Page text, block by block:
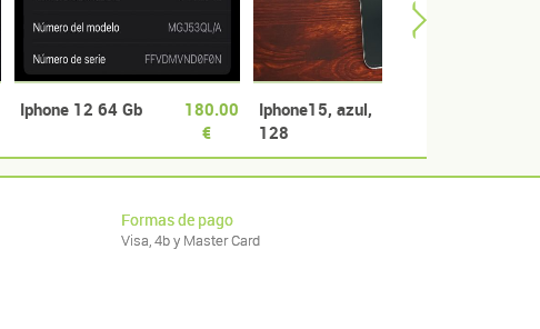
Iphone 12 64 Gb
180.00
€
Iphone15, azul,
128
Formas de pago
Visa, 4b y Master Card